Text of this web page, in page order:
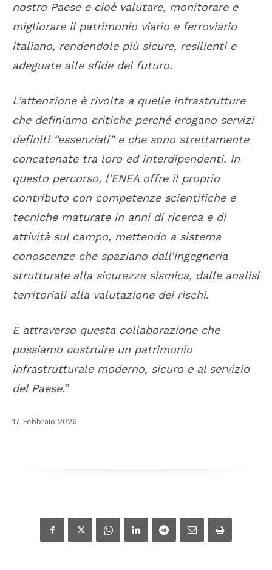
nostro Paese e cioè valutare, monitorare e
migliorare il patrimonio viario e ferroviario
italiano, rendendole più sicure, resilienti e
adeguate alle sfide del futuro.
L’attenzione è rivolta a quelle infrastrutture
che definiamo critiche perché erogano servizi
definiti “essenziali” e che sono strettamente
concatenate tra loro ed interdipendenti. In
questo percorso, l’ENEA offre il proprio
contributo con competenze scientifiche e
tecniche maturate in anni di ricerca e di
attività sul campo, mettendo a sistema
conoscenze che spaziano dall’ingegneria
strutturale alla sicurezza sismica, dalle analisi
territoriali alla valutazione dei rischi.
È attraverso questa collaborazione che
possiamo costruire un patrimonio
infrastrutturale moderno, sicuro e al servizio
del Paese.”
17 Febbraio 2026